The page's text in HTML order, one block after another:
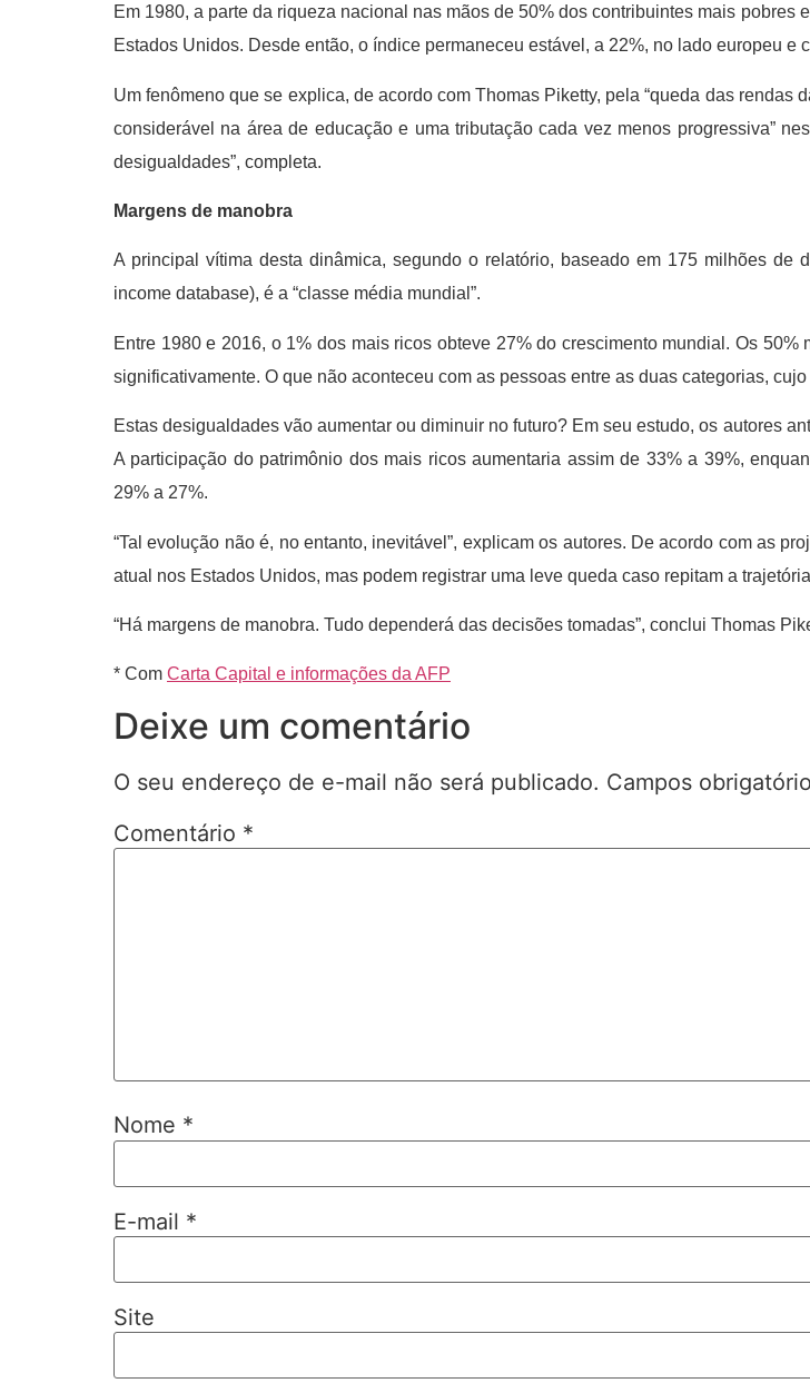
Em 1980, a parte da riqueza nacional nas mãos de 50% dos contribuintes mais
Estados Unidos. Desde então, o índice permaneceu estável, a 22%, no lado europeu e
Um fenômeno que se explica, de acordo com Thomas Piketty, pela “queda das rendas
considerável na área de educação e uma tributação cada vez menos progressiva”
desigualdades”, completa.
Margens de manobra
A principal vítima desta dinâmica, segundo o relatório, baseado em 175 milhões de
income database), é a “classe média mundial”.
Entre 1980 e 2016, o 1% dos mais ricos obteve 27% do crescimento mundial. Os
significativamente. O que não aconteceu com as pessoas entre as duas categorias, cujo
Estas desigualdades vão aumentar ou diminuir no futuro? Em seu estudo, os autores
A participação do patrimônio dos mais ricos aumentaria assim de 33% a 39%,
29% a 27%.
“Tal evolução não é, no entanto, inevitável”, explicam os autores. De acordo com as
atual nos Estados Unidos, mas podem registrar uma leve queda caso repitam a
“Há margens de manobra. Tudo dependerá das decisões tomadas”, conclui Thomas
* Com Carta Capital e informações da AFP
Deixe um comentário
O seu endereço de e-mail não será publicado. Campos
Comentário *
Nome *
E-mail *
Site